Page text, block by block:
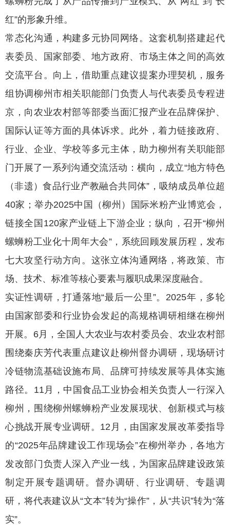
红”的形象升维。
常态化沟通，构建多元协同网络。这套机制搭建起代
表委员、国家部委、地方政府、市场主体之间的高效
交流平台。向上，借助重点建议提案办理契机，服务
组协调柳州市相关职能部门负责人与代表委员专程进
京，向农业农村部等部委当面汇报产业在品牌保护、
国际认证等方面的具体诉求。此外，着力链接政府、
行业、企业、学校等多元主体，助力柳州有关职能部
门开展了一系列沟通交流活动：横向，成立“地方特色
（非遗）食品行业产教融合共同体”，吸纳成员单位超
40家；举办2025中国（柳州）国际米粉产业博览会，
链接全国120家产业链上下游企业；纵向，召开“柳州
螺蛳粉工业化十周年大会”，系统回顾发展历程，发布
七大攻坚行动方向。这张立体沟通网络，将政策、市
场、技术、标准等核心要素与履职成果深度融合。
实证性调研，打通落地“最后一公里”。2025年，多轮
由国家部委和行业协会发起的高规格调研相继在柳州
开展。6月，全国人大农业与农村委员会、农业农村部
围绕秦庆芳代表重点建议赴柳州督办调研，现场研讨
冷链物流基础设施布局、品牌可持续发展等具体实施
路径。11月，中国食品工业协会相关负责人一行深入
柳州，围绕柳州螺蛳粉产业发展现状、创新模式与核
心挑战开展专业调研。12月，由国家发展改革委指导
的“2025年品牌建设工作现场会”在柳州举办，各地方
发改部门负责人深入产业一线，为国家品牌建设政策
制定开展专题调研。督办调研、行业调研、专题调
研，将代表建议从“文本”转为“操作”，从“共识”转为“落
实”。